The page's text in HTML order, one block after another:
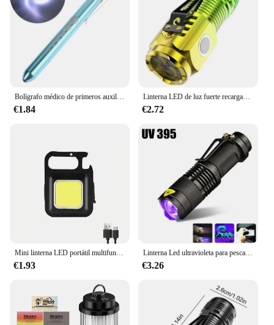
Bolígrafo médico de primeros auxilios, luz Led, linterna de inspección de trabajo, linterna, función de emergencia, decoración de iluminación para fiestas
€1.84
Linterna LED de luz fuerte recargable multifuncional para el hogar, Mini linterna portátil de largo alcance para exteriores, luz de Clip de tapa
€2.72
Mini linterna LED portátil multifuncional, llavero COB, lámparas de Camping, carga USB, luces de trabajo, pesca al aire libre, senderismo
€1.93
Linterna Led ultravioleta para pesca y caza, luz UV portátil con función de Zoom, Detector de manchas de orina de mascotas, tarjetas de crédito
€3.26